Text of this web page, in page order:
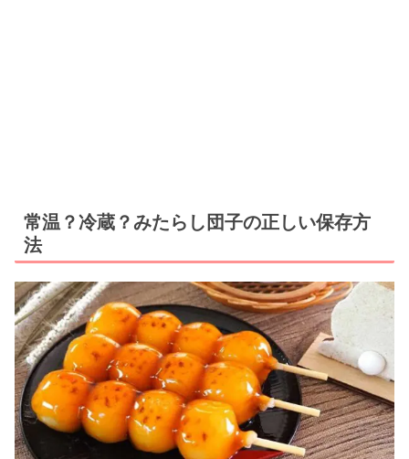
常温？冷蔵？みたらし団子の正しい保存方
法